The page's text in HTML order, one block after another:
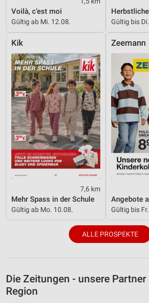
Voilà, c’est moi
Gültig ab Mi. 12.08. Gültig bis
Kik
7,6 km
Mehr Spass in der Schule
Gültig ab Mo. 10.08.
Zeemann
Angebote
Gültig bis
ALLE PROSPEKTE
Die Zeitungen - unsere Partner
Region